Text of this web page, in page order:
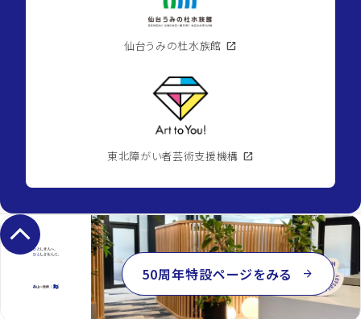
仙台うみの杜水族館 open_in_new
東北障がい者芸術支援機構 open_in_new
keyboard_arrow_up
50周年特設ページをみる arrow_forward